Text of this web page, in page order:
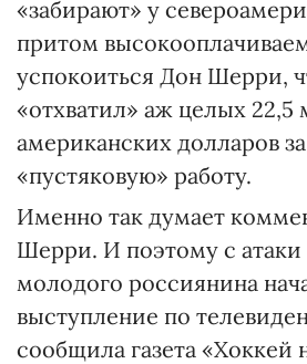
«забирают» у
притом
успокоиться Дон Шерри,
«отхватил» аж целых 22,5
американских долларов
«пустяковую» работу.
Именно так думает
Шерри. И поэтому с атаки
молодого россиянина
выступление по
сообщила газета